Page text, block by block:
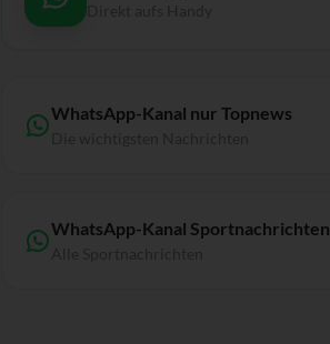
Direkt aufs Handy
WhatsApp-Kanal nur Topnews
WhatsApp-Kanal Sportnachrichten